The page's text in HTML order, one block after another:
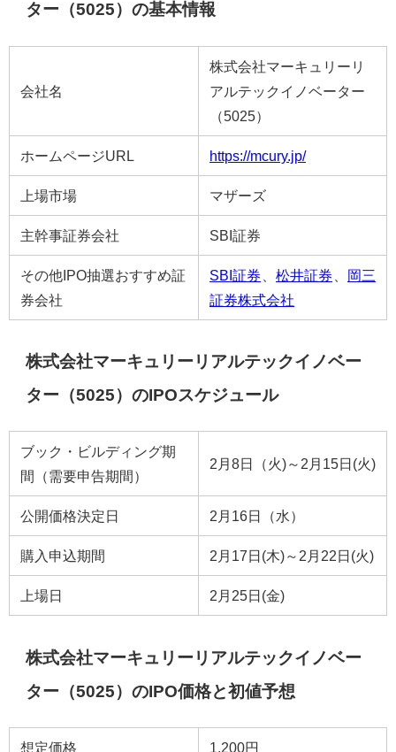
ター（5025）の基本情報
会社名
株式会社マーキュリーリ
アルテックイノベーター
（5025）
ホームページURL https://mcury.jp/
上場市場 マザーズ
主幹事証券会社 SBI証券
その他IPO抽選おすすめ証
券会社
SBI証券 松井証券
岡三
証券株式会社
株式会社マーキュリーリアルテックイノベー
ター（5025）のIPOスケジュール
ブック・ビルディング期
間（需要申告期間）
2月8日（火)～2月15日(火)
公開価格決定日 2月16日（水）
購入申込期間 2月17日(木)～2月22日(火)
上場日 2月25日(金)
株式会社マーキュリーリアルテックイノベー
ター（5025）のIPO価格と初値予想
想定価格 1,200円